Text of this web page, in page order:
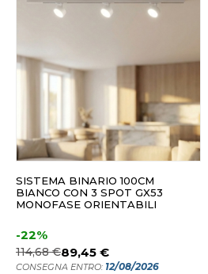
SISTEMA BINARIO 100CM
BIANCO CON 3 SPOT GX53
MONOFASE ORIENTABILI
-22%
114,68 €89,45 €
CONSEGNA ENTRO: 12/08/2026